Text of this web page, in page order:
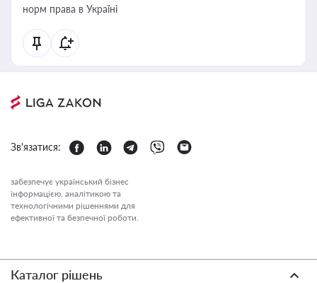
норм права в Україні
Зв'язатися:
забезпечує український бізнес
інформацією, аналітикою та
технологічними рішеннями для
ефективної та безпечної роботи.
Каталог рішень